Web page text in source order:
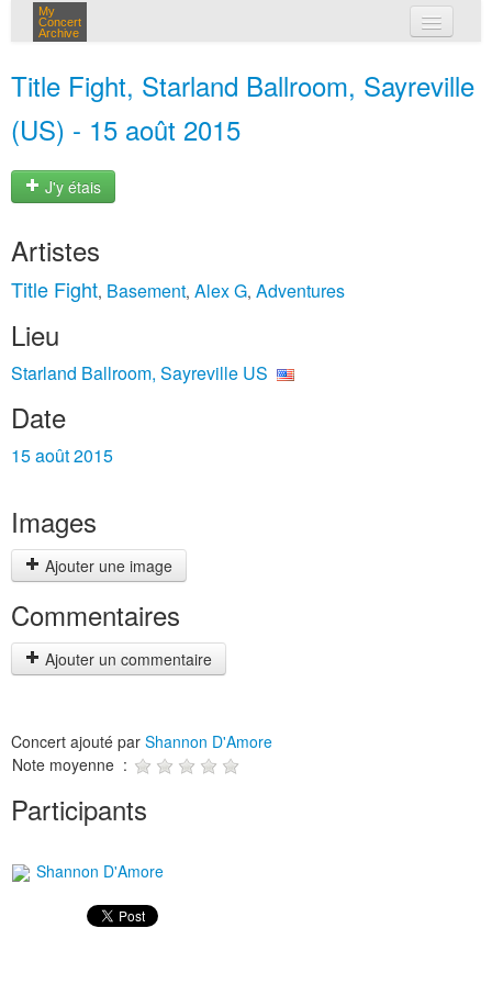
My
Concert
Archive
Title Fight, Starland Ballroom, Sayreville
(US) - 15 août 2015
J'y étais
Artistes
Title Fight, Basement, Alex G, Adventures
Lieu
Starland Ballroom, Sayreville US
Date
15 août 2015
Images
Ajouter une image
Commentaires
Ajouter un commentaire
Concert ajouté par Shannon D'Amore
Note moyenne :
Participants
Shannon D'Amore